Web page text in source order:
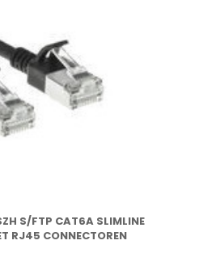
S/FTP CAT6A SLIMLINE
RJ45 CONNECTOREN